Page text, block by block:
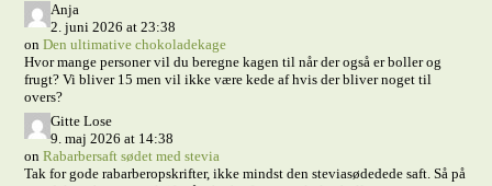
Anja
2. juni 2026 at 23:38
onDen ultimative chokoladekage
Hvor mange personer vil du beregne kagen til når der også er boller og
frugt? Vi bliver 15 men vil ikke være kede af hvis der bliver noget til
overs?
Gitte Lose
9. maj 2026 at 14:38
onRabarbersaft sødet med stevia
Tak for gode rabarberopskrifter, ikke mindst den steviasødedede saft. Så på